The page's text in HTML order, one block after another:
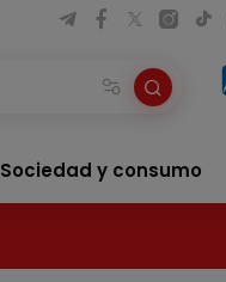
Sociedad y consumo